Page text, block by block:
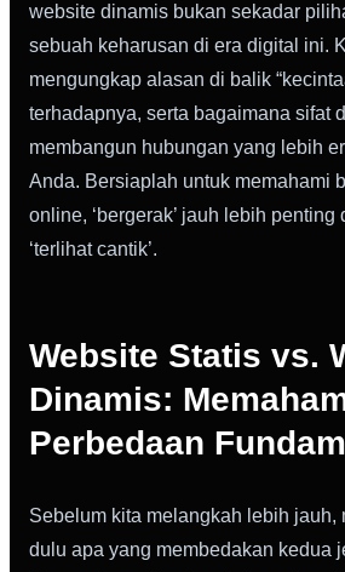
website dinamis bukan sekadar
sebuah keharusan di era digital ini.
mengungkap alasan di balik
terhadapnya, serta bagaimana sifat
membangun hubungan yang lebih
Anda. Bersiaplah untuk memahami
online, ‘bergerak’ jauh lebih
‘terlihat cantik’.
Website Statis vs.
Dinamis:
Perbedaan
Sebelum kita melangkah lebih jauh,
dulu apa yang membedakan kedua